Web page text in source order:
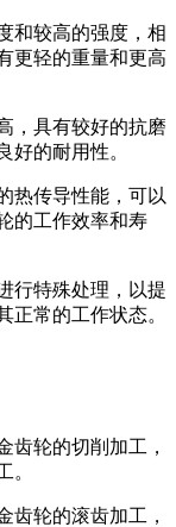
和较高的强度，相
更轻的重量和更高
，具有较好的抗磨
好的耐用性。
热传导性能，可以
的工作效率和寿
行特殊处理，以提
正常的工作状态。
齿轮的切削加工，
。
齿轮的滚齿加工，